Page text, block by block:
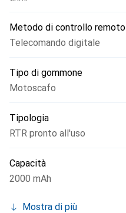
Metodo di controllo remoto
Telecomando digitale
Tipo di gommone
Motoscafo
Tipologia
RTR pronto all'uso
Capacità
2000 mAh
Mostra di più